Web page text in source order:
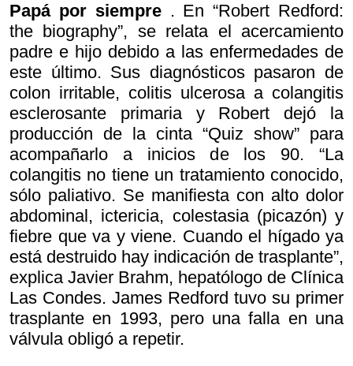
Papá por siempre. En “Robert Redford:
the biography”, se relata el acercamiento
padre e hijo debido a las enfermedades de
este último. Sus diagnósticos pasaron de
colon irritable, colitis ulcerosa a colangitis
esclerosante primaria y Robert dejó la
producción de la cinta “Quiz show” para
acompañarlo a inicios de los 90. “La
colangitis no tiene un tratamiento conocido,
sólo paliativo. Se manifiesta con alto dolor
abdominal, ictericia, colestasia (picazón) y
fiebre que va y viene. Cuando el hígado ya
está destruido hay indicación de trasplante”,
explica Javier Brahm, hepatólogo de Clínica
Las Condes. James Redford tuvo su primer
trasplante en 1993, pero una falla en una
válvula obligó a repetir.